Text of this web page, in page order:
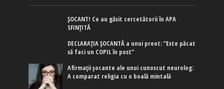
ȘOCANT! Ce au găsit cercetătorii în APA
SFINȚITĂ
DECLARAȚIA ȘOCANTĂ a unui preot: ”Este păcat
să faci un COPIL în post”
Afirmaţii şocante ale unui cunoscut neurolog:
A comparat religia cu o boală mintală